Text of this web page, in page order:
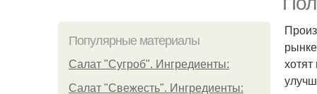
Популярные материалы
Салат "Сугроб". Ингредиенты:
Салат "Свежесть". Ингредиенты: